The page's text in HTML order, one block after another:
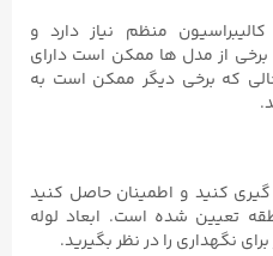
منظم نیاز دارد و
از مدل ها ممکن است دارای
حالی که برخی دیگر ممکن است به
کنید و اطمینان حاصل کنید
تعیین شده است. ابعاد لوله
نگهداری را در نظر بگیرید.